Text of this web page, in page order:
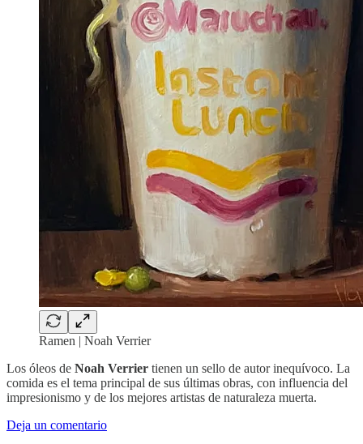
Ramen | Noah Verrier
Los óleos de Noah Verrier tienen un sello de autor inequívoco. La
comida es el tema principal de sus últimas obras, con influencia del
impresionismo y de los mejores artistas de naturaleza muerta.
Deja un comentario